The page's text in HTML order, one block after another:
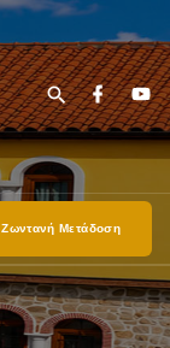
Ζωντανή Μετάδοση